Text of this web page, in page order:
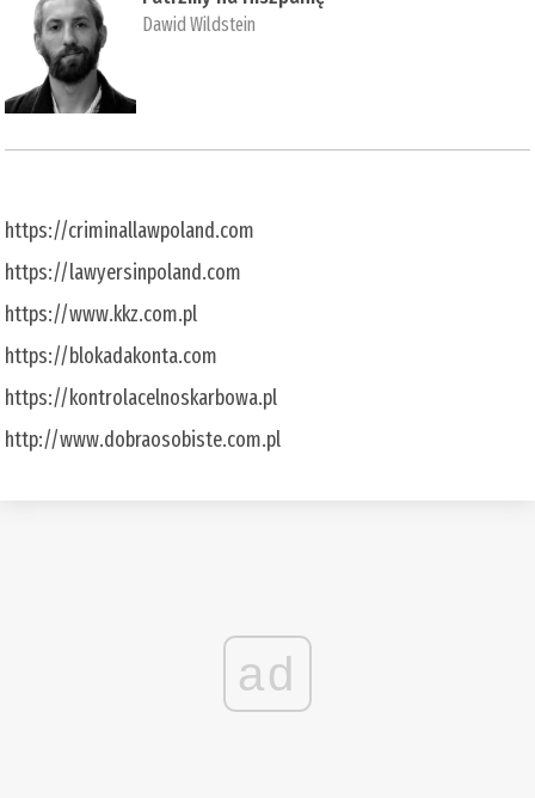
Dawid Wildstein
https://criminallawpoland.com
https://lawyersinpoland.com
https://www.kkz.com.pl
https://blokadakonta.com
https://kontrolacelnoskarbowa.pl
http://www.dobraosobiste.com.pl
ad